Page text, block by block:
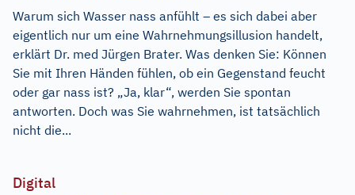
Warum sich Wasser nass anfühlt – es sich dabei aber
eigentlich nur um eine Wahrnehmungsillusion handelt,
erklärt Dr. med Jürgen Brater. Was denken Sie: Können
Sie mit Ihren Händen fühlen, ob ein Gegenstand feucht
oder gar nass ist? „Ja, klar“, werden Sie spontan
antworten. Doch was Sie wahrnehmen, ist tatsächlich
nicht die...
Digital